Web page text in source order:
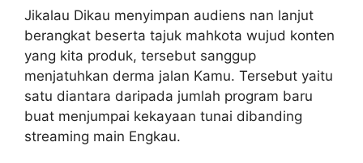
Jikalau Dikau menyimpan audiens nan lanjut
berangkat beserta tajuk mahkota wujud konten
yang kita produk, tersebut sanggup
menjatuhkan derma jalan Kamu. Tersebut yaitu
satu diantara daripada jumlah program baru
buat menjumpai kekayaan tunai dibanding
streaming main Engkau.